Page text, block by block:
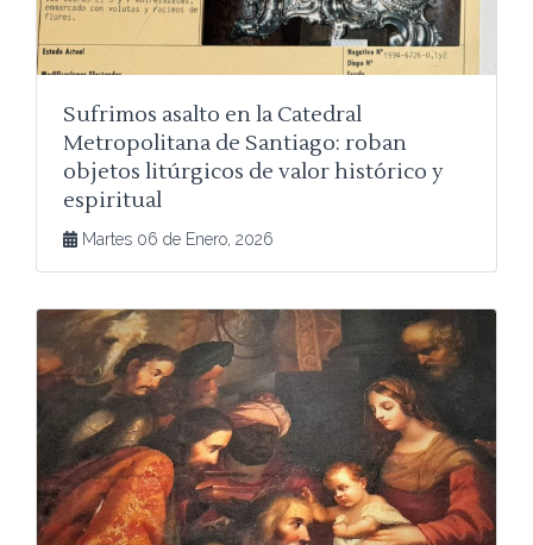
Sufrimos asalto en la Catedral
Metropolitana de Santiago: roban
objetos litúrgicos de valor histórico y
espiritual
Martes 06 de Enero, 2026